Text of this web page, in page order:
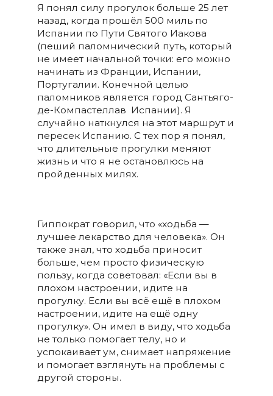
Я понял силу прогулок больше 25 лет
назад, когда прошёл 500 миль по
Испании по Пути Святого Иакова
(пеший паломнический путь, который
не имеет начальной точки: его можно
начинать из Франции, Испании,
Португалии. Конечной целью
паломников является город Сантьяго-
де-Компастеллав Испании). Я
случайно наткнулся на этот маршрут и
пересек Испанию. С тех пор я понял,
что длительные прогулки меняют
жизнь и что я не остановлюсь на
пройденных милях.
Гиппократ говорил, что «ходьба —
лучшее лекарство для человека». Он
также знал, что ходьба приносит
больше, чем просто физическую
пользу, когда советовал: «Если вы в
плохом настроении, идите на
прогулку. Если вы всё ещё в плохом
настроении, идите на ещё одну
прогулку». Он имел в виду, что ходьба
не только помогает телу, но и
успокаивает ум, снимает напряжение
и помогает взглянуть на проблемы с
другой стороны.